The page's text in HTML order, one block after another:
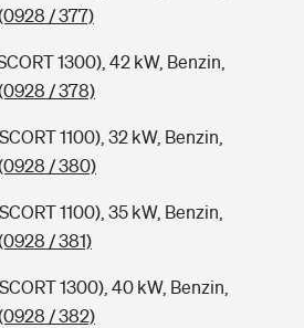
/ 377)
1300), 42 kW, Benzin,
/ 378)
1100), 32 kW, Benzin,
/ 380)
1100), 35 kW, Benzin,
/ 381)
1300), 40 kW, Benzin,
/ 382)